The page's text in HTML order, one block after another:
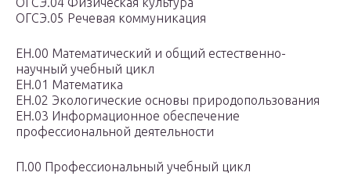
ОГСЭ.05 Речевая коммуникация
ЕН.00 Математический и общий естественно-
научный учебный цикл
ЕН.01 Математика
ЕН.02 Экологические основы природопользования
ЕН.03 Информационное обеспечение
профессиональной деятельности
П.00 Профессиональный учебный цикл